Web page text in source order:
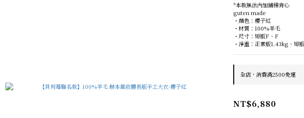
*本款無法內加鋪棉背心
guten made
・顏色：櫻子紅
・材質：100%羊毛
・尺寸：短版F、F
・淨重：正常版1.43kg、短
全店，消費滿2500免運
NT$6,880